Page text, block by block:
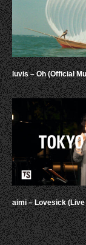
luvis – Oh (Official
aimi – Lovesick